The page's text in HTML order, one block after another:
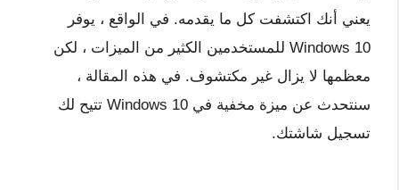
يعني أنك اكتشفت كل ما يقدمه. في الواقع ، يوفر
Windows 10 للمستخدمين الكثير من الميزات ، لكن
معظمها لا يزال غير مكتشوف. في هذه المقالة ،
سنتحدث عن ميزة مخفية في Windows 10 تتيح لك
تسجيل شاشتك.